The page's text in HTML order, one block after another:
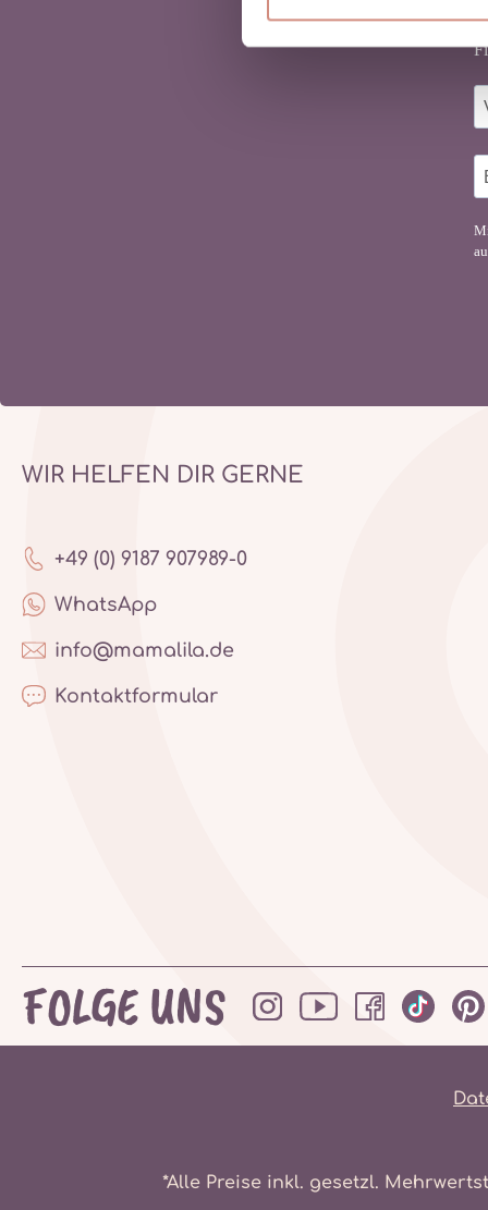
WIR HELFEN DIR GERNE
+49 (0) 9187 907989-0
WhatsApp
info@mamalila.de
Kontaktformular
FOLGE UNS
*Alle Preise inkl. gesetzl.